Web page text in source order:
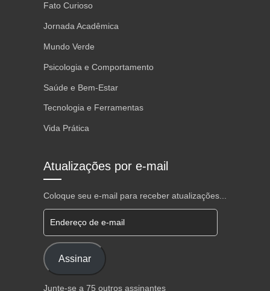
Fato Curioso
Jornada Acadêmica
Mundo Verde
Psicologia e Comportamento
Saúde e Bem-Estar
Tecnologia e Ferramentas
Vida Prática
Atualizações por e-mail
Coloque seu e-mail para receber atualizações...
Assinar
Junte-se a 75 outros assinantes